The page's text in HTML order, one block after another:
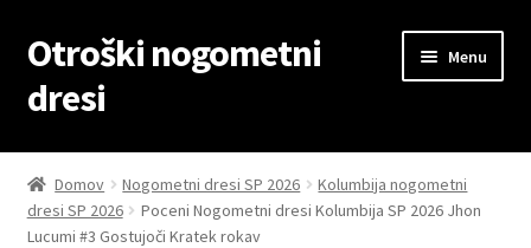
Skip
to
navigation
Skip
to
content
Otroški nogometni
dresi
Menu
Domov
Blog
Domov Nogometni dresi SP 2026
Kolumbija nogometni
dresi SP 2026
Poceni Nogometni dresi Kolumbija SP 2026 Jhon
Lucumi #3 Gostujoči Kratek rokav